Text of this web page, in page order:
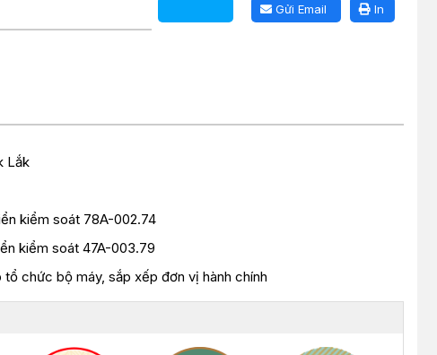
In
Gửi Email
Lắk
kiểm soát 78A-002.74
kiểm soát 47A-003.79
chức bộ máy, sắp xếp đơn vị hành chính